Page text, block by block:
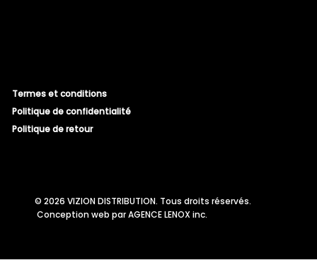
Termes et conditions
Politique de confidentialité
Politique de retour
© 2026 VIZION DISTRIBUTION. Tous droits réservés.
Conception web parAGENCE LENOX inc.